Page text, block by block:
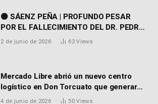
⚫ SÁENZ PEÑA | PROFUNDO PESAR
POR EL FALLECIMIENTO DEL DR. PEDRO
MARTORELL
2 de junio de 2026 63Views
Mercado Libre abrió un nuevo centro
logístico en Don Torcuato que generará
900 empleos: cómo enviar el CV
4 de junio de 2026 50Views